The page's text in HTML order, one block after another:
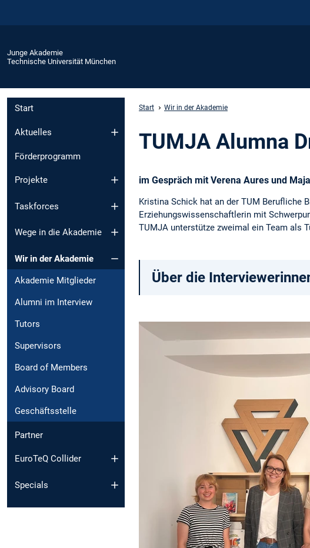
Junge Akademie
Technische Universität München
Start
Aktuelles
Förderprogramm
Projekte
Taskforces
Wege in die Akademie
Wir in der Akademie
Akademie Mitglieder
Alumni im Interview
Tutors
Supervisors
Board of Members
Advisory Board
Geschäftsstelle
Partner
EuroTeQ Collider
Specials
Start Wir in der Akademie
TUMJA Alumna
im Gespräch mit Verena Aures und
Kristina Schick hat an der TUM Berufliche
Erziehungswissenschaftlerin mit
TUMJA unterstütze zweimal ein Team als
Über die